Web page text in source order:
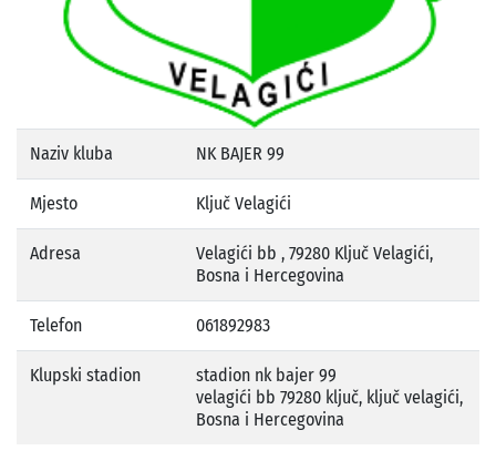
Naziv kluba NK BAJER 99
Mjesto Ključ Velagići
Adresa
Velagići bb , 79280 Ključ Velagići,
Bosna i Hercegovina
Telefon 061892983
Klupski stadion
stadion nk bajer 99
velagići bb 79280 ključ, ključ velagići,
Bosna i Hercegovina